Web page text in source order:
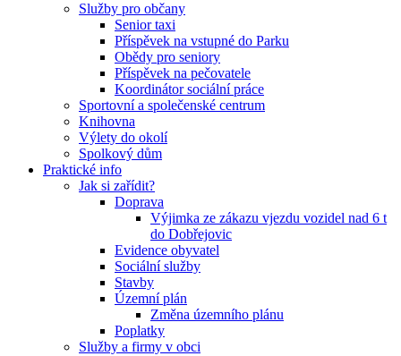
Služby pro občany
Senior taxi
Příspěvek na vstupné do Parku
Obědy pro seniory
Příspěvek na pečovatele
Koordinátor sociální práce
Sportovní a společenské centrum
Knihovna
Výlety do okolí
Spolkový dům
Praktické info
Jak si zařídit?
Doprava
Výjimka ze zákazu vjezdu vozidel nad 6 t
do Dobřejovic
Evidence obyvatel
Sociální služby
Stavby
Územní plán
Změna územního plánu
Poplatky
Služby a firmy v obci